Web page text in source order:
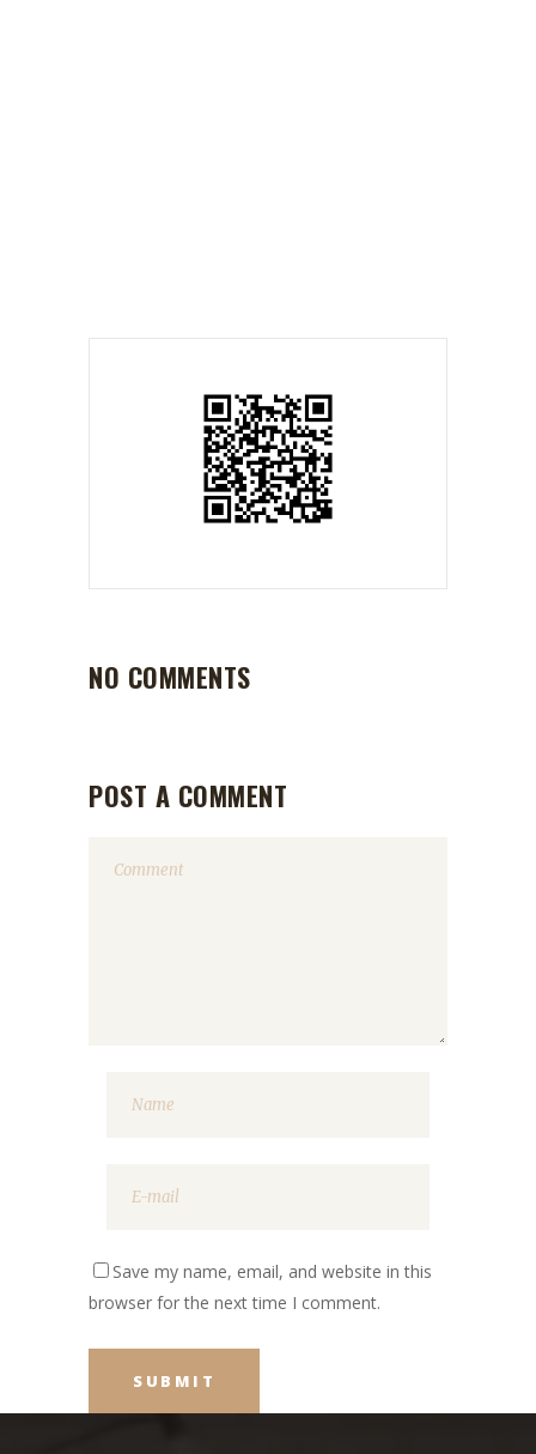
NO COMMENTS
POST A COMMENT
Save my name, email, and website in this
browser for the next time I comment.